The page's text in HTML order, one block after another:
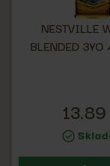
NESTVILLE
BLENDED 3YO